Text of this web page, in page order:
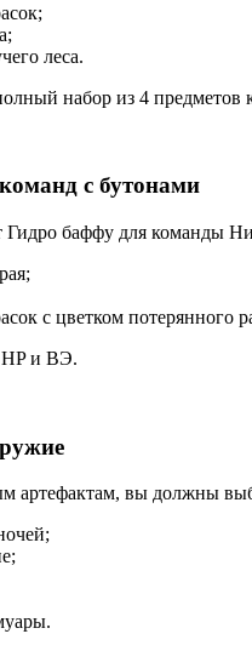
леса.
набор из 4 предметов
с бутонами
баффу для команды
с цветком потерянного
HP и ВЭ.
артефактам, вы должны